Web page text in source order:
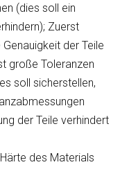
(dies soll ein
Zuerst
der Teile
große Toleranzen
soll sicherstellen,
der Teile verhindert
des Materials